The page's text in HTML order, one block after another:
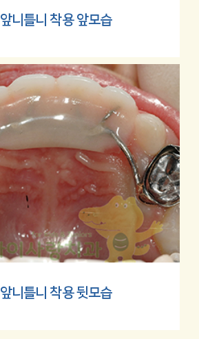
앞니틀니 착용 앞모습
앞니틀니 착용 뒷모습